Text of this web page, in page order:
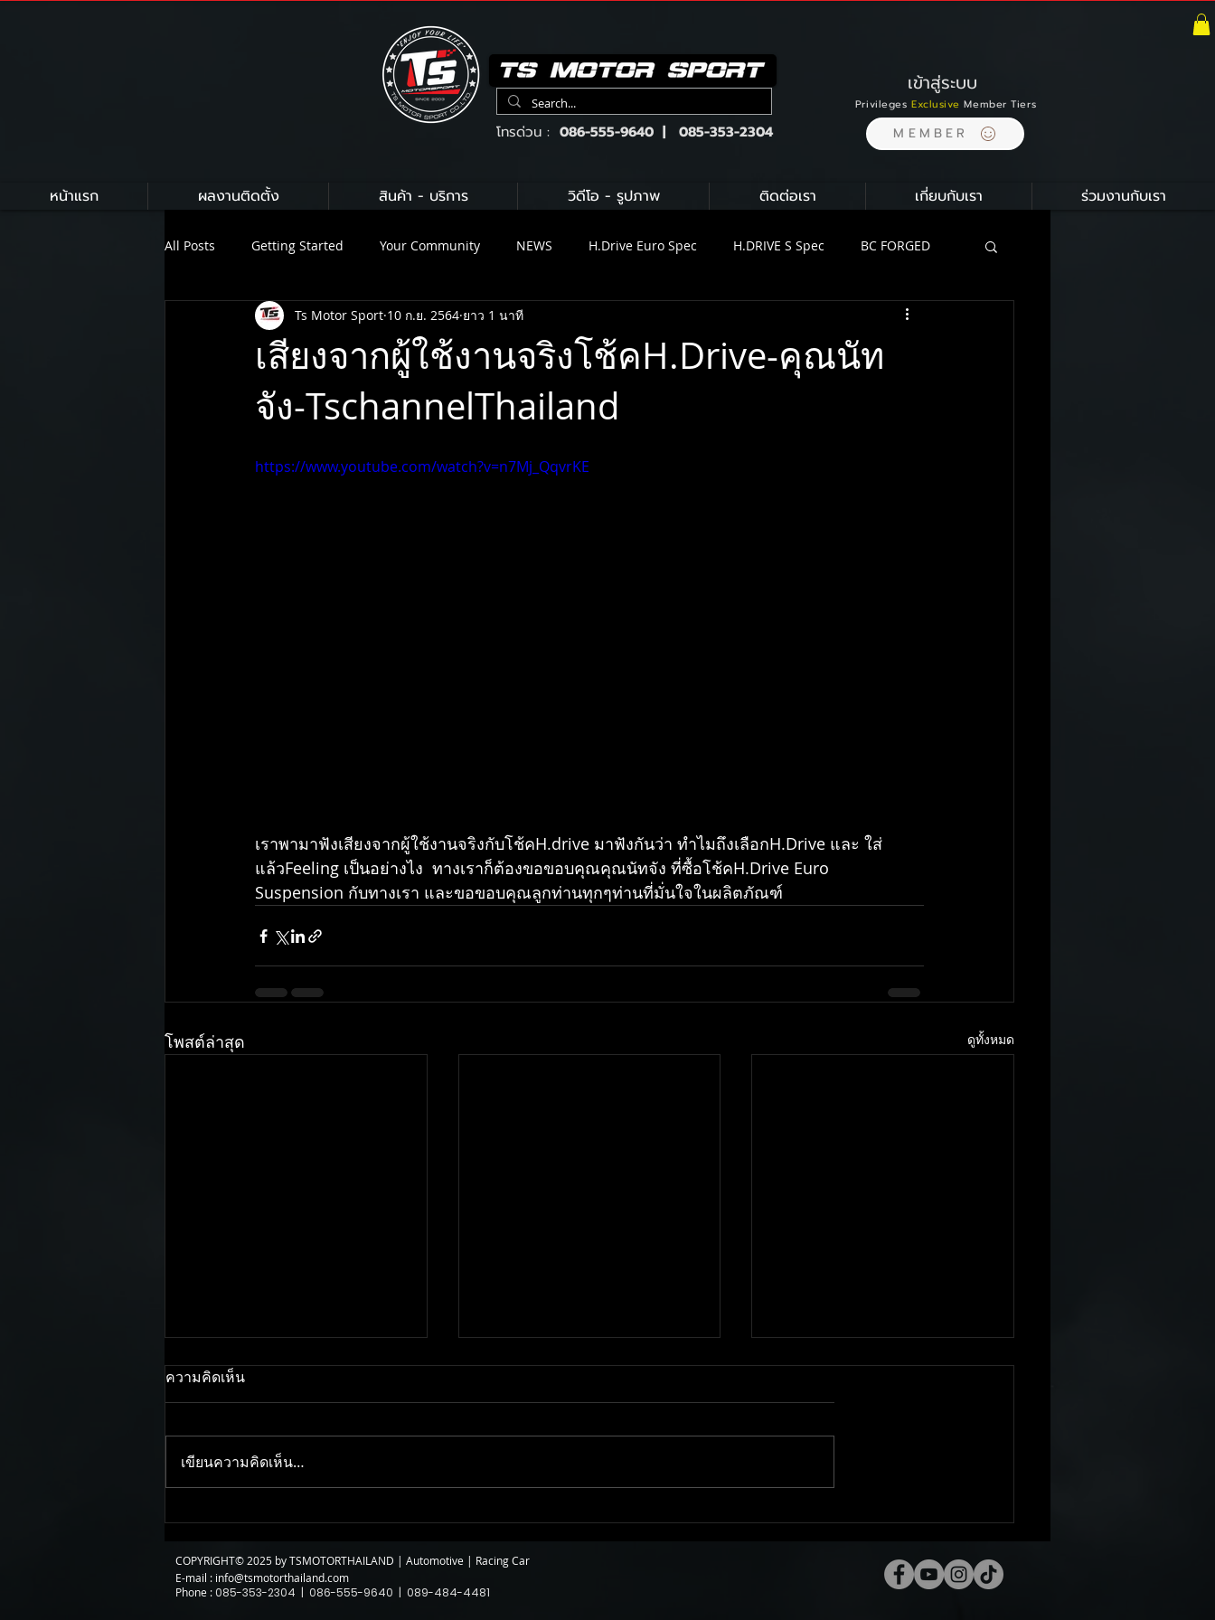
เข้าสู่ระบบ
Privileges Exclusive Member Tiers
โทรด่วน : 086-555-9640 | 085-353-2304 MEMBER
หน้าแรก ผลงานติดตั้ง สินค้า - บริการ วิดีโอ - รูปภาพ ติดต่อเรา เกี่ยบกับเรา ร่วมงานกับเรา
All Posts Getting Started Your Community NEWS H.Drive Euro Spec H.DRIVE S Spec BC FORGED
HARDRACE Armytrix Exhaust H.DRIVE BRAKE KIT
On Air Suspension NEXZTER น้ำมันเครื่อง Gulf น้ำมันเครื่อง Motul
Toyo tires Mobil1 Giti Bridgestone
เสียงจากผู้ใช้งานจริงโช้คH.Drive-คุณนัท
จัง-TschannelThailand
Ts Motor Sport 10 ก.ย. 2564 ยาว 1 นาที
https://www.youtube.com/watch?v=n7Mj_QqvrKE
เราพามาฟังเสียงจากผู้ใช้งานจริงกับโช้คH.drive มาฟังกันว่า ทำไมถึงเลือกH.Drive และ ใส่
แล้วFeeling เป็นอย่างไง  ทางเราก็ต้องขอขอบคุณคุณนัทจัง ที่ซื้อโช้คH.Drive Euro
Suspension กับทางเรา และขอขอบคุณลูกท่านทุกๆท่านที่มั่นใจในผลิตภัณฑ์
โพสต์ล่าสุด ดูทั้งหมด
Honda S660 กับรถเล็กหายาก
ความคิดเห็น
เขียนความคิดเห็น…
COPYRIGHT© 2025 by TSMOTORTHAILAND | Automotive | Racing Car
E-mail : info@tsmotorthailand.com
Phone :085-353-2304 | 086-555-9640 | 089-484-4481